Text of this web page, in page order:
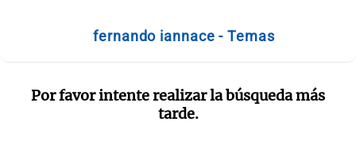
fernando iannace - Temas
Por favor intente realizar la búsqueda más
tarde.